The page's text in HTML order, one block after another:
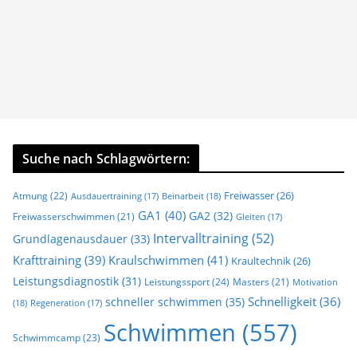
Suche nach Schlagwörtern:
Atmung(22) Ausdauertraining (17) Beinarbeit (18) Freiwasser(26)
Freiwasserschwimmen (21) GA1 (40) GA2 (32) Gleiten (17)
Grundlagenausdauer (33) Intervalltraining(52)
Krafttraining (39) Kraulschwimmen (41) Kraultechnik(26)
Leistungsdiagnostik (31) Leistungssport(24) Masters (21) Motivation
(18) Regeneration (17) schneller schwimmen (35) Schnelligkeit (36)
Schwimmcamp(23) Schwimmen (557)